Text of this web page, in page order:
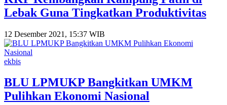
Lebak Guna Tingkatkan Produktivitas
12 Desember 2021, 15:37 WIB
ekbis
BLU LPMUKP Bangkitkan UMKM
Pulihkan Ekonomi Nasional